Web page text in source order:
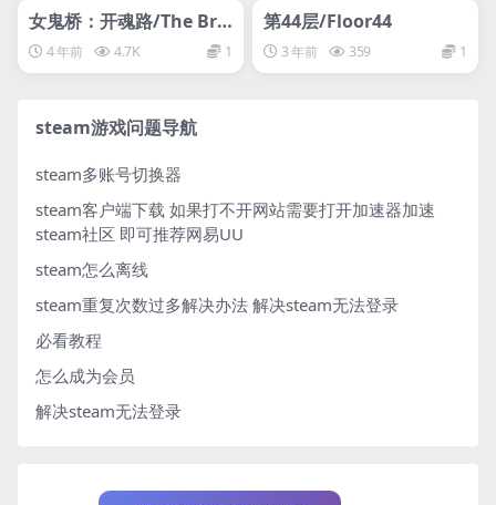
网盘下载游戏
女鬼桥：开魂路/The Bri
dge Curse: Road to Sal
vation
4 年前 4.7K 1
第44层/Floor44
3 年前 359 1
steam游戏问题导航
steam多账号切换器
steam客户端下载 如果打不开网站需要打开加速器加速
steam社区 即可推荐网易UU
steam怎么离线
steam重复次数过多解决办法 解决steam无法登录
必看教程
怎么成为会员
解决steam无法登录